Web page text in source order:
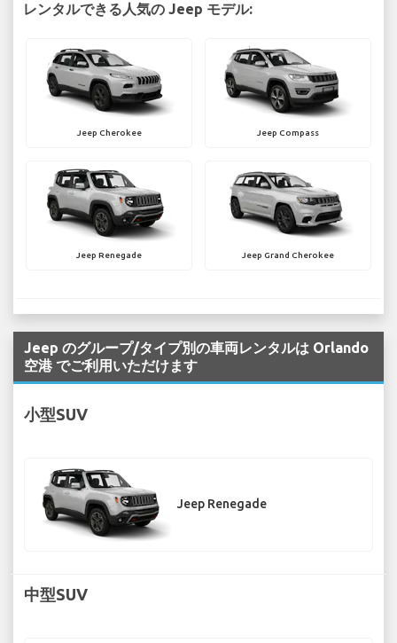
レンタルできる人気の Jeep モデル:
Jeep Cherokee Jeep Compass
Jeep Renegade Jeep Grand Cherokee
Jeep のグループ/タイプ別の車両レンタルは Orlando
空港 でご利用いただけます
小型SUV
Jeep Renegade
中型SUV